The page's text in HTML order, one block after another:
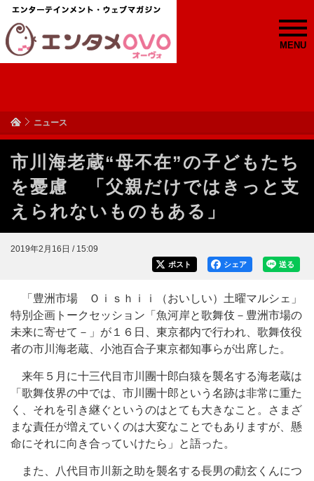
MENU
ニュース
市川海老蔵“母不在”の子どもたち
を憂慮 「父親だけではきっと支
えられないものもある」
2019年2月16日 / 15:09
送る
シェア
ポスト
「豊洲市場 Ｏｉｓｈｉｉ（おいしい）土曜マルシェ」
特別企画トークセッション「魚河岸と歌舞伎－豊洲市場の
未来に寄せて－」が１６日、東京都内で行われ、歌舞伎役
者の市川海老蔵、小池百合子東京都知事らが出席した。
来年５月に十三代目市川團十郎白猿を襲名する海老蔵は
「歌舞伎界の中では、市川團十郎という名跡は非常に重た
く、それを引き継ぐというのはとても大きなこと。さまざ
まな責任が増えていくのは大変なことでもありますが、懸
命にそれに向き合っていけたら」と語った。
また、八代目市川新之助を襲名する長男の勸玄くんにつ